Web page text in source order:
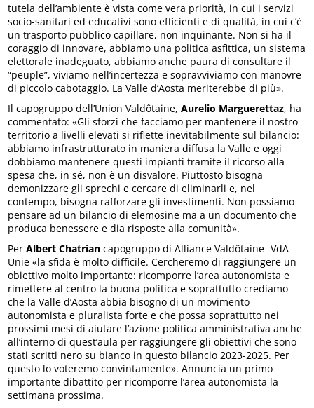
tutela dell’ambiente è vista come vera priorità, in cui i servizi
socio-sanitari ed educativi sono efficienti e di qualità, in cui c’è
un trasporto pubblico capillare, non inquinante. Non si ha il
coraggio di innovare, abbiamo una politica asfittica, un sistema
elettorale inadeguato, abbiamo anche paura di consultare il
“peuple”, viviamo nell’incertezza e sopravviviamo con manovre
di piccolo cabotaggio. La Valle d’Aosta meriterebbe di più».
Il capogruppo dell’Union Valdôtaine,Aurelio Marguerettaz, ha
commentato: «Gli sforzi che facciamo per mantenere il nostro
territorio a livelli elevati si riflette inevitabilmente sul bilancio:
abbiamo infrastrutturato in maniera diffusa la Valle e oggi
dobbiamo mantenere questi impianti tramite il ricorso alla
spesa che, in sé, non è un disvalore. Piuttosto bisogna
demonizzare gli sprechi e cercare di eliminarli e, nel
contempo, bisogna rafforzare gli investimenti. Non possiamo
pensare ad un bilancio di elemosine ma a un documento che
produca benessere e dia risposte alla comunità».
PerAlbert Chatrian capogruppo di Alliance Valdôtaine- VdA
Unie «la sfida è molto difficile. Cercheremo di raggiungere un
obiettivo molto importante: ricomporre l’area autonomista e
rimettere al centro la buona politica e soprattutto crediamo
che la Valle d’Aosta abbia bisogno di un movimento
autonomista e pluralista forte e che possa soprattutto nei
prossimi mesi di aiutare l’azione politica amministrativa anche
all’interno di quest’aula per raggiungere gli obiettivi che sono
stati scritti nero su bianco in questo bilancio 2023-2025. Per
questo lo voteremo convintamente». Annuncia un primo
importante dibattito per ricomporre l’area autonomista la
settimana prossima.